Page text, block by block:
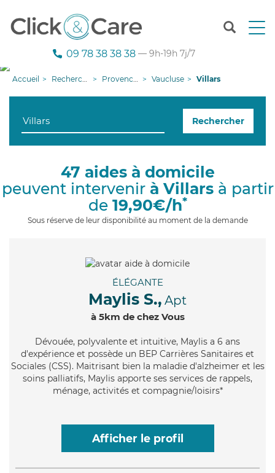
T
n
g
i
09 78 38 38 38 — 9h-19h 7j/7
Accueil Recherche aide à domicile Provence-Alpes-Côte d'Azur Vaucluse Villars
Rechercher
47 aides à domicile
peuvent intervenir à Villarsà partir
de 19,90€/h*
Sous réserve de leur disponibilité au moment de la demande
ÉLÉGANTE
Maylis S., Apt
à 5km de chez Vous
Dévouée, polyvalente et intuitive, Maylis a 6 ans
d'expérience et possède un BEP Carrières Sanitaires et
Sociales (CSS). Maitrisant bien la maladie d'alzheimer et les
soins palliatifs, Maylis apporte ses services de rappels,
ménage, activités et compagnie/loisirs*
Afficher le profil